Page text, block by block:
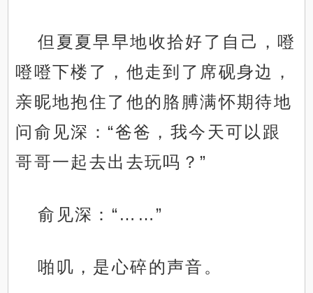
但夏夏早早地收拾好了自己，噔
噔噔下楼了，他走到了席砚身边，
亲昵地抱住了他的胳膊满怀期待地
问俞见深：“爸爸，我今天可以跟
哥哥一起去出去玩吗？”
俞见深：“……”
啪叽，是心碎的声音。